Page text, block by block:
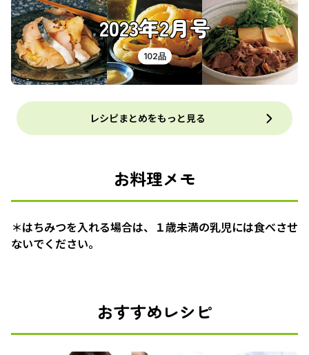
2023年2月号
102品
レシピまとめをもっと見る
お料理メモ
＊はちみつを入れる場合は、１歳未満の乳児には食べさせ
ないでください。
おすすめレシピ